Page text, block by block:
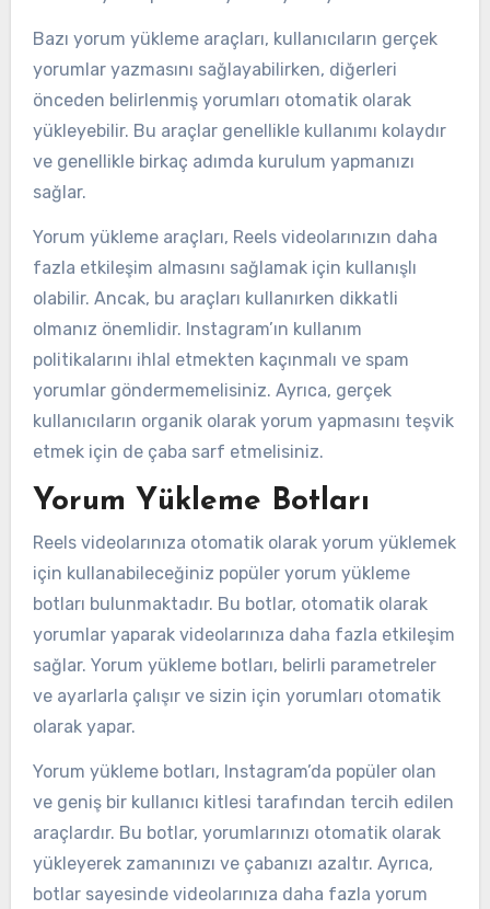
Bazı yorum yükleme araçları, kullanıcıların gerçek
yorumlar yazmasını sağlayabilirken, diğerleri
önceden belirlenmiş yorumları otomatik olarak
yükleyebilir. Bu araçlar genellikle kullanımı kolaydır
ve genellikle birkaç adımda kurulum yapmanızı
sağlar.
Yorum yükleme araçları, Reels videolarınızın daha
fazla etkileşim almasını sağlamak için kullanışlı
olabilir. Ancak, bu araçları kullanırken dikkatli
olmanız önemlidir. Instagram’ın kullanım
politikalarını ihlal etmekten kaçınmalı ve spam
yorumlar göndermemelisiniz. Ayrıca, gerçek
kullanıcıların organik olarak yorum yapmasını teşvik
etmek için de çaba sarf etmelisiniz.
Yorum Yükleme Botları
Reels videolarınıza otomatik olarak yorum yüklemek
için kullanabileceğiniz popüler yorum yükleme
botları bulunmaktadır. Bu botlar, otomatik olarak
yorumlar yaparak videolarınıza daha fazla etkileşim
sağlar. Yorum yükleme botları, belirli parametreler
ve ayarlarla çalışır ve sizin için yorumları otomatik
olarak yapar.
Yorum yükleme botları, Instagram’da popüler olan
ve geniş bir kullanıcı kitlesi tarafından tercih edilen
araçlardır. Bu botlar, yorumlarınızı otomatik olarak
yükleyerek zamanınızı ve çabanızı azaltır. Ayrıca,
botlar sayesinde videolarınıza daha fazla yorum